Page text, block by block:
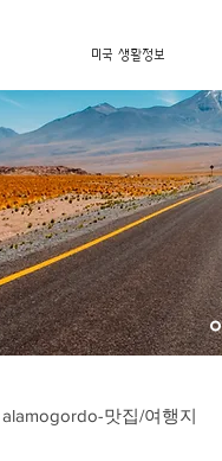
alamogordo-맛집/여행지
미국 생활정보